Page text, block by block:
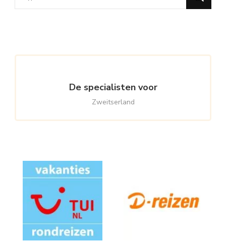
for
De specialisten voor
Zweitserland